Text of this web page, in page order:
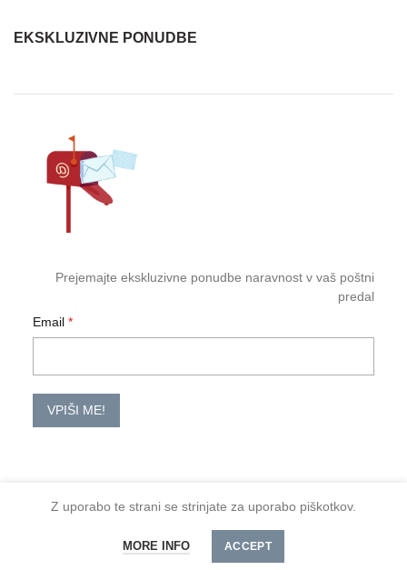
EKSKLUZIVNE PONUDBE
Prejemajte ekskluzivne ponudbe naravnost v vaš poštni
predal
Email
VPIŠI ME!
2026 TM-HoReCa
Spoštovani kupci, minimalno naročilo je 30 €
Z uporabo te strani se strinjate za uporabo piškotkov.
MORE INFO ACCEPT
DODAJ V KOŠARICO